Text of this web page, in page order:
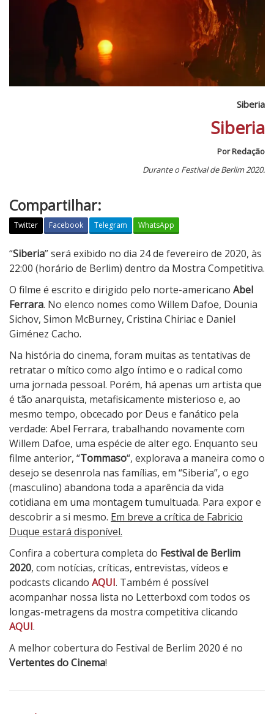
Siberia
Siberia
Por Redação
Durante o Festival de Berlim 2020.
Compartilhar:
Twitter Facebook Telegram WhatsApp
S
i
e
r
i
a
“Siberia” será exibido no dia 24 de fevereiro de 2020, às
22:00 (horário de Berlim) dentro da Mostra Competitiva.
O filme é escrito e dirigido pelo norte-americano Abel
Ferrara. No elenco nomes como Willem Dafoe, Dounia
Sichov, Simon McBurney, Cristina Chiriac e Daniel
Giménez Cacho.
Na história do cinema, foram muitas as tentativas de
retratar o mítico como algo íntimo e o radical como
uma jornada pessoal. Porém, há apenas um artista que
é tão anarquista, metafisicamente misterioso e, ao
mesmo tempo, obcecado por Deus e fanático pela
verdade: Abel Ferrara, trabalhando novamente com
Willem Dafoe, uma espécie de alter ego. Enquanto seu
filme anterior, “Tommaso“, explorava a maneira como o
desejo se desenrola nas famílias, em “Siberia”, o ego
(masculino) abandona toda a aparência da vida
cotidiana em uma montagem tumultuada. Para expor e
descobrir a si mesmo. Em breve a crítica de Fabricio
Duque estará disponível.
Confira a cobertura completa do Festival de Berlim
2020, com notícias, críticas, entrevistas, vídeos e
podcasts clicando AQUI. Também é possível
acompanhar nossa lista no Letterboxd com todos os
longas-metragens da mostra competitiva clicando
AQUI.
A melhor cobertura do Festival de Berlim 2020 é no
Vertentes do Cinema!